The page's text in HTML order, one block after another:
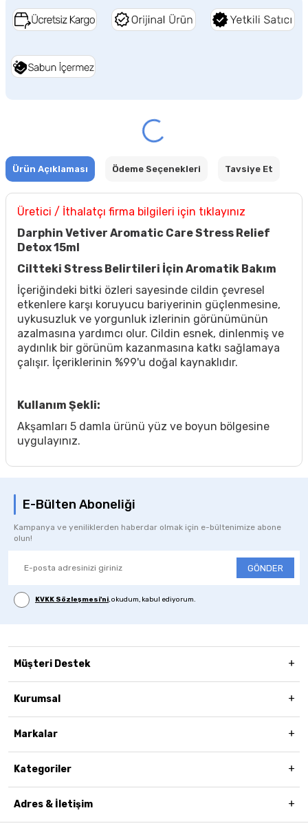
Ürün Açıklaması Ödeme Seçenekleri Tavsiye Et
Üretici / İthalatçı firma bilgileri için tıklayınız
Darphin Vetiver Aromatic Care Stress Relief
Detox 15ml
Ciltteki Stress Belirtileri İçin Aromatik Bakım
İçeriğindeki bitki özleri sayesinde cildin çevresel
etkenlere karşı koruyucu bariyerinin güçlenmesine,
uykusuzluk ve yorgunluk izlerinin görünümünün
azalmasına yardımcı olur. Cildin esnek, dinlenmiş ve
aydınlık bir görünüm kazanmasına katkı sağlamaya
çalışır. İçeriklerinin %99'u doğal kaynaklıdır.
Kullanım Şekli:
Akşamları 5 damla ürünü yüz ve boyun bölgesine
uygulayınız.
E-Bülten Aboneliği
Kampanya ve yeniliklerden haberdar olmak için e-bültenimize abone
olun!
GÖNDER
KVKK Sözleşmesi'ni, okudum, kabul ediyorum.
Müşteri Destek
Kurumsal
Markalar
Kategoriler
Adres & İletişim